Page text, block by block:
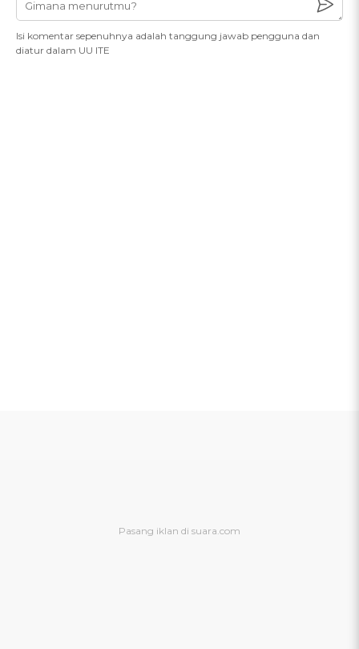
Isi komentar sepenuhnya adalah tanggung jawab pengguna dan
diatur dalam UU ITE